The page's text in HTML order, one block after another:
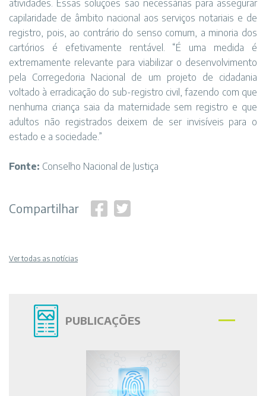
atividades. Essas soluções são necessárias para assegurar
capilaridade de âmbito nacional aos serviços notariais e de
registro, pois, ao contrário do senso comum, a minoria dos
cartórios é efetivamente rentável. “É uma medida é
extremamente relevante para viabilizar o desenvolvimento
pela Corregedoria Nacional de um projeto de cidadania
voltado à erradicação do sub-registro civil, fazendo com que
nenhuma criança saia da maternidade sem registro e que
adultos não registrados deixem de ser invisíveis para o
estado e a sociedade.”
Fonte: Conselho Nacional de Justiça
Compartilhar
Ver todas as notícias
PUBLICAÇÕES